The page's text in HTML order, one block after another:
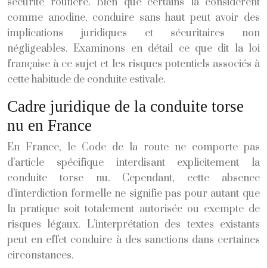
comme anodine, conduire sans haut peut avoir des
implications juridiques et sécuritaires non
négligeables. Examinons en détail ce que dit la loi
française à ce sujet et les risques potentiels associés à
cette habitude de conduite estivale.
Cadre juridique de la conduite torse
nu en France
En France, le Code de la route ne comporte pas
d’article spécifique interdisant explicitement la
conduite torse nu. Cependant, cette absence
d’interdiction formelle ne signifie pas pour autant que
la pratique soit totalement autorisée ou exempte de
risques légaux. L’interprétation des textes existants
peut en effet conduire à des sanctions dans certaines
circonstances.